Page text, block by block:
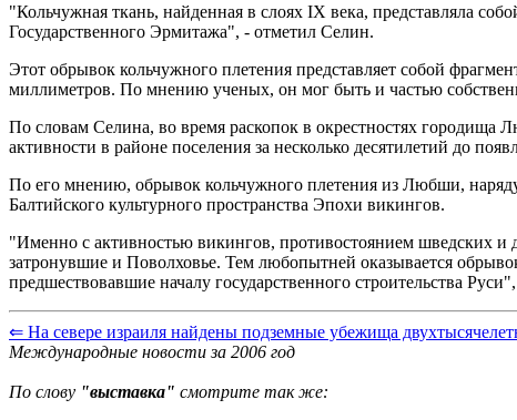
"Кольчужная ткань, найденная в слоях IX века, представляла
Государственного Эрмитажа", - отметил Селин.
Этот обрывок кольчужного плетения представляет собой
миллиметров. По мнению ученых, он мог быть и частью
По словам Селина, во время раскопок в окрестностях городища
активности в районе поселения за несколько десятилетий до
По его мнению, обрывок кольчужного плетения из Любши,
Балтийского культурного пространства Эпохи викингов.
"Именно с активностью викингов, противостоянием шведских и
затронувшие и Поволховье. Тем любопытней оказывается
предшествовавшие началу государственного строительства
⇐ На севере израиля найдены подземные убежища
Международные новости за 2006 год
По слову "выставка" смотрите так же: